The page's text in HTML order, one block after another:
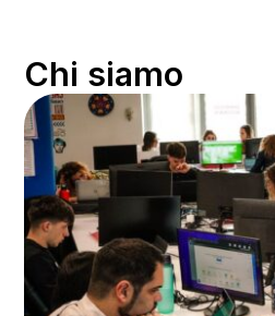
Chi siamo